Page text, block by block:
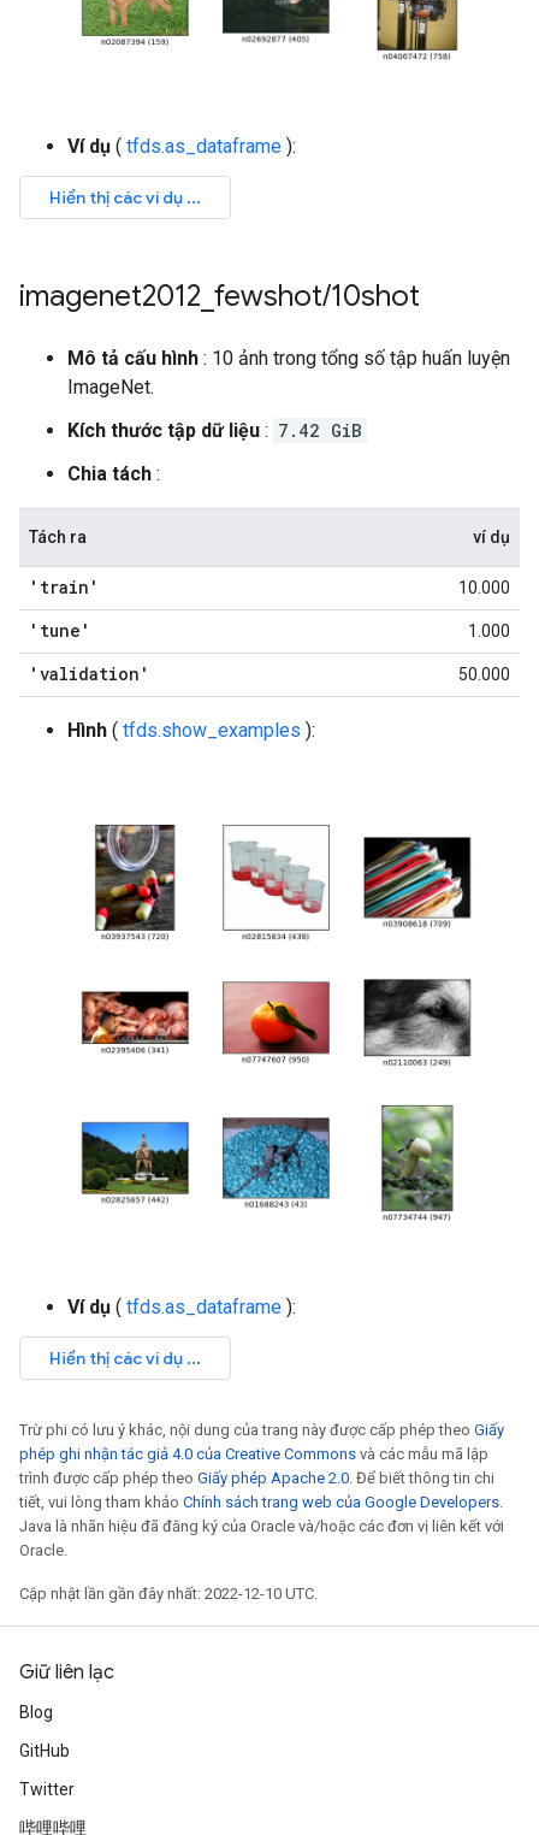
Ví dụ ( tfds.as_dataframe ):
imagenet2012 fewshot/10shot
Mô tả cấu hình : 10 ảnh trong tổng số tập huấn luyện
ImageNet.
Kích thước tập dữ liệu : 7.42 GiB
Chia tách :
Tách ra ví dụ
'train' 10.000
'tune' 1.000
'validation' 50.000
Hình ( tfds.show_examples ):
Ví dụ ( tfds.as_dataframe ):
Trừ phi có lưu ý khác, nội dung của trang này được cấp phép theo Giấy
phép ghi nhận tác giả 4.0 của Creative Commons và các mẫu mã lập
trình được cấp phép theo Giấy phép Apache 2.0. Để biết thông tin chi
tiết, vui lòng tham khảo Chính sách trang web của Google Developers.
Java là nhãn hiệu đã đăng ký của Oracle và/hoặc các đơn vị liên kết với
Oracle.
Cập nhật lần gần đây nhất: 2022-12-10 UTC.
Giữ liên lạc
Blog
GitHub
Twitter
哔哩哔哩